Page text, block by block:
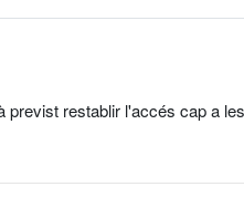
previst restablir l'accés cap a